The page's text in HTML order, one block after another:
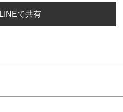
LINEで共有